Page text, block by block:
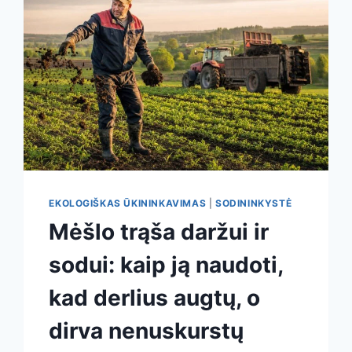
DIRVOŽEMĮ
IR
JŪSŲ
DERLIŲ
EKOLOGIŠKAS ŪKININKAVIMAS SODININKYSTĖ
Mėšlo trąša daržui ir
sodui: kaip ją naudoti,
kad derlius augtų, o
dirva nenuskurstų